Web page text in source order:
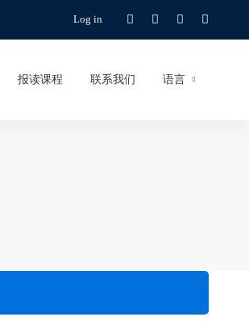
Log in
报读课程 联系我们 语言